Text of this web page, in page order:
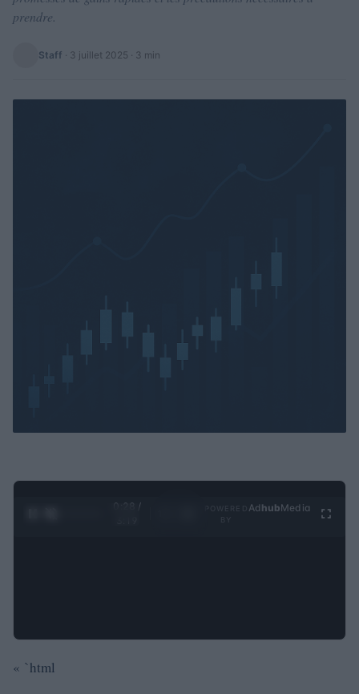
prendre.
Staff · 3 juillet 2025 · 3 min
0:29 /
Ad hubMedia
« `html